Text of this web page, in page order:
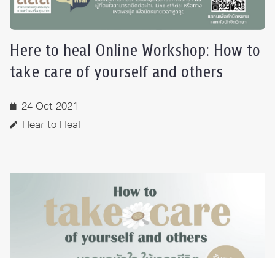
Here to heal Online Workshop: How to
take care of yourself and others
24 Oct 2021
Hear to Heal